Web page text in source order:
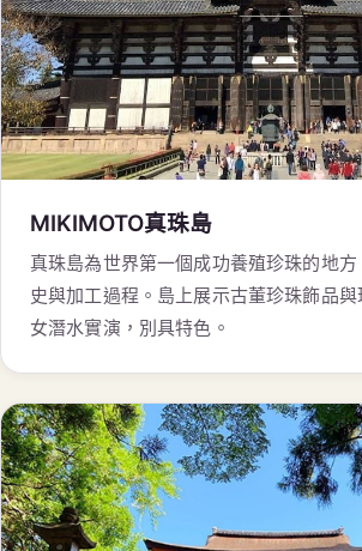
MIKIMOTO真珠島
真珠島為世界第一個成功養殖珍珠的地
史與加工過程。島上展示古董珍珠飾品
女潛水實演，別具特色。